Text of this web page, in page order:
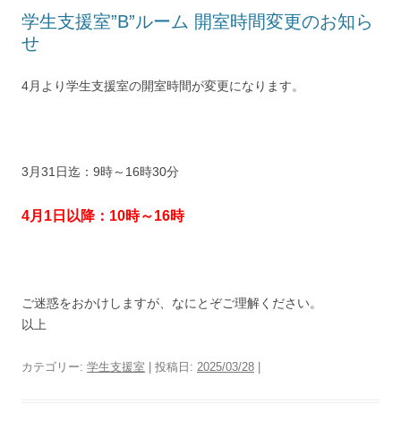
学生支援室”B”ルーム 開室時間変更のお知ら
せ
4月より学生支援室の開室時間が変更になります。
3月31日迄：9時～16時30分
4月1日以降：10時～16時
ご迷惑をおかけしますが、なにとぞご理解ください。
以上
カテゴリー: 学生支援室 | 投稿日: 2025/03/28